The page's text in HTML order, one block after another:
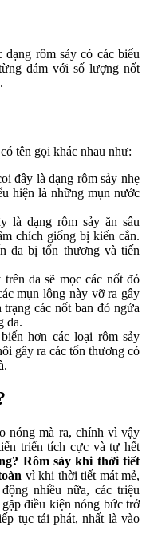
dạng rôm sảy có các biểu
đám với số lượng nốt
tên gọi khác nhau như:
đây là dạng rôm sảy nhẹ
hiện là những mụn nước
là dạng rôm sảy ăn sâu
chích giống bị kiến cắn.
da bị tổn thương và tiến
da sẽ mọc các nốt đỏ
mụn lông này vỡ ra gây
các nốt ban đỏ ngứa
da.
hơn các loại rôm sảy
gây ra các tổn thương có
nóng mà ra, chính vì vậy
triển tích cực và tự hết
Rôm sảy khi thời tiết
vì khi thời tiết mát mẻ,
nhiều nữa, các triệu
điều kiện nóng bức trở
tục tái phát, nhất là vào